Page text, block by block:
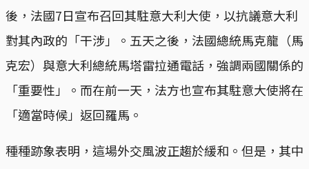
後，法國7日宣布召回其駐意大利大使，以抗議意大利
對其內政的「干涉」。五天之後，法國總統馬克龍（馬
克宏）與意大利總統馬塔雷拉通電話，強調兩國關係的
「重要性」。而在前一天，法方也宣布其駐意大使將在
「適當時候」返回羅馬。
種種跡象表明，這場外交風波正趨於緩和。但是，其中